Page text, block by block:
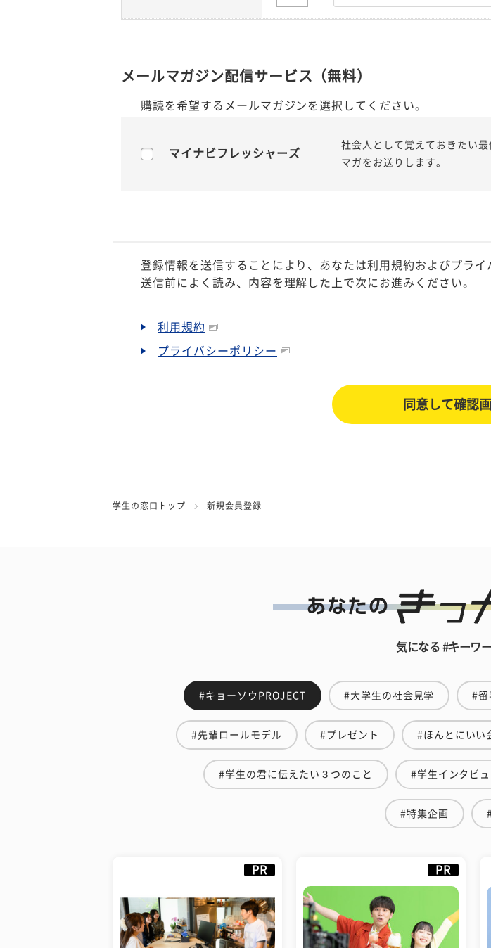
メールマガジン配信サービス（無料）
購読を希望するメールマガジンを選択してください。
マイナビフレッシャーズ
社会人として覚えておきたい
マガをお送りします。
登録情報を送信することにより、あなたは利用規約およびプライ
送信前によく読み、内容を理解した上で次にお進みください。
利用規約
プライバシーポリシー
学生の窓口トップ 新規会員登録
気になる #キーワ
#キョーソウPROJECT #大学生の社会見学 #留
#先輩ロールモデル #プレゼント #ほんとにいい
#学生の君に伝えたい３つのこと #学生インタビュ
#特集企画
PR PR